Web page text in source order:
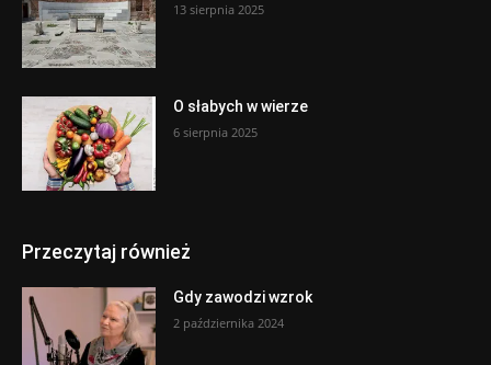
13 sierpnia 2025
O słabych w wierze
6 sierpnia 2025
Przeczytaj również
Gdy zawodzi wzrok
2 października 2024